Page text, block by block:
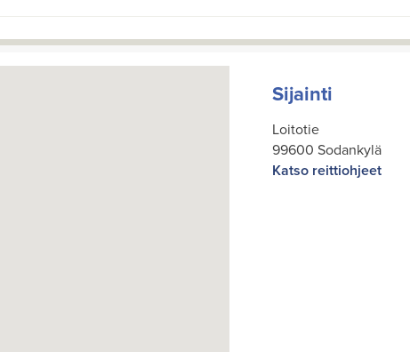
Sijainti
Loitotie
99600 Sodankylä
Katso reittiohjeet